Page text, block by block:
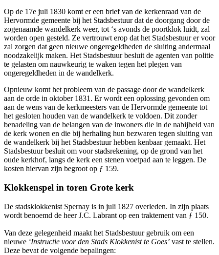
Op de 17e juli 1830 komt er een brief van de kerkenraad van de
Hervormde gemeente bij het Stadsbestuur dat de doorgang door de
zogenaamde wandelkerk weer, tot ‘s avonds de poortklok luidt, zal
worden open gesteld. Ze vertrouwt erop dat het Stadsbestuur er voor
zal zorgen dat geen nieuwe ongeregeldheden de sluiting andermaal
noodzakelijk maken. Het Stadsbestuur besluit de agenten van politie
te gelasten om nauwkeurig te waken tegen het plegen van
ongeregeldheden in de wandelkerk.
Opnieuw komt het probleem van de passage door de wandelkerk
aan de orde in oktober 1831. Er wordt een oplossing gevonden om
aan de wens van de kerkmeesters van de Hervormde gemeente tot
het gesloten houden van de wandelkerk te voldoen. Dit zonder
benadeling van de belangen van de inwoners die in de nabijheid van
de kerk wonen en die bij herhaling hun bezwaren tegen sluiting van
de wandelkerk bij het Stadsbestuur hebben kenbaar gemaakt. Het
Stadsbestuur besluit om voor stadsrekening, op de grond van het
oude kerkhof, langs de kerk een stenen voetpad aan te leggen. De
kosten hiervan zijn begroot op ƒ 159.
Klokkenspel in toren Grote kerk
De stadsklokkenist Spernay is in juli 1827 overleden. In zijn plaats
wordt benoemd de heer J.C. Labrant op een traktement van ƒ 150.
Van deze gelegenheid maakt het Stadsbestuur gebruik om een
nieuwe ‘Instructie voor den Stads Klokkenist te Goes’ vast te stellen.
Deze bevat de volgende bepalingen: